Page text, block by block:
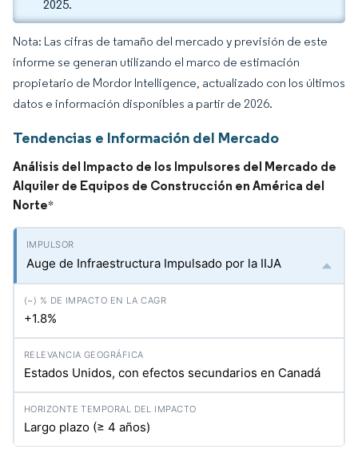
2025.
Nota: Las cifras de tamaño del mercado y previsión de este
informe se generan utilizando el marco de estimación
propietario de Mordor Intelligence, actualizado con los últimos
datos e información disponibles a partir de 2026.
Tendencias e Información del Mercado
Análisis del Impacto de los Impulsores del Mercado de
Alquiler de Equipos de Construcción en América del
Norte*
Auge de Infraestructura Impulsado por la IIJA
+1.8%
Estados Unidos, con efectos secundarios en Canadá
Largo plazo (≥ 4 años)